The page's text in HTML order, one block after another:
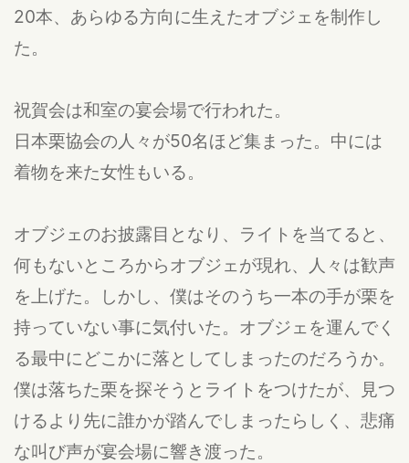
20本、あらゆる方向に生えたオブジェを制作し
た。
祝賀会は和室の宴会場で行われた。
日本栗協会の人々が50名ほど集まった。中には
着物を来た女性もいる。
オブジェのお披露目となり、ライトを当てると、
何もないところからオブジェが現れ、人々は歓声
を上げた。しかし、僕はそのうち一本の手が栗を
持っていない事に気付いた。オブジェを運んでく
る最中にどこかに落としてしまったのだろうか。
僕は落ちた栗を探そうとライトをつけたが、見つ
けるより先に誰かが踏んでしまったらしく、悲痛
な叫び声が宴会場に響き渡った。